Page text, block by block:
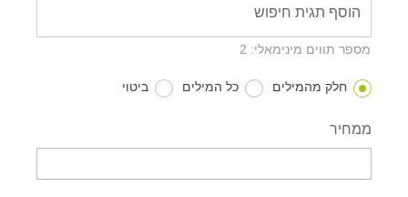
מספר תווים מינימאלי: 2
חלק מהמילים כל המילים ביטוי
ממחיר